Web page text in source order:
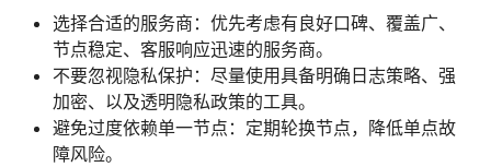
选择合适的服务商：优先考虑有良好口碑、覆盖广、
节点稳定、客服响应迅速的服务商。
不要忽视隐私保护：尽量使用具备明确日志策略、强
加密、以及透明隐私政策的工具。
避免过度依赖单一节点：定期轮换节点，降低单点故
障风险。